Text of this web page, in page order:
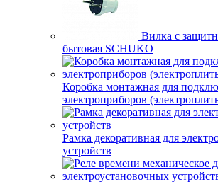
Вилка с
бытовая SCHUKO
Коробка монтажная для
электроприборов
Рамка декоративная для
устройств